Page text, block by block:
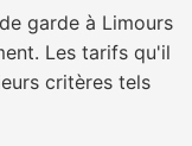
garde à Limours
Les tarifs qu'il
critères tels